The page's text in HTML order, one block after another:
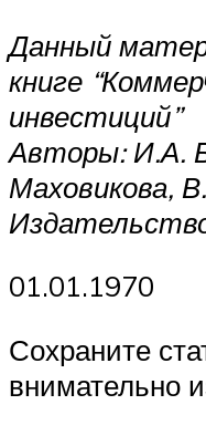
Данный
книге
инвестиций”
Авторы: И.А.
Маховикова,
01.01.1970
Сохраните
внимательно